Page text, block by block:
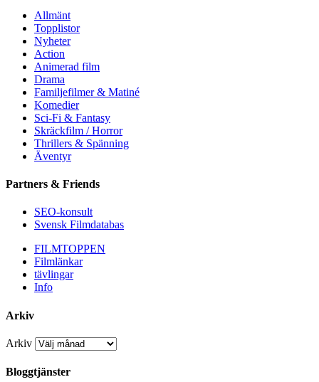
Allmänt
Topplistor
Nyheter
Action
Animerad film
Drama
Familjefilmer & Matiné
Komedier
Sci-Fi & Fantasy
Skräckfilm / Horror
Thrillers & Spänning
Äventyr
Partners & Friends
SEO-konsult
Svensk Filmdatabas
FILMTOPPEN
Filmlänkar
tävlingar
Info
Arkiv
Arkiv
Bloggtjänster